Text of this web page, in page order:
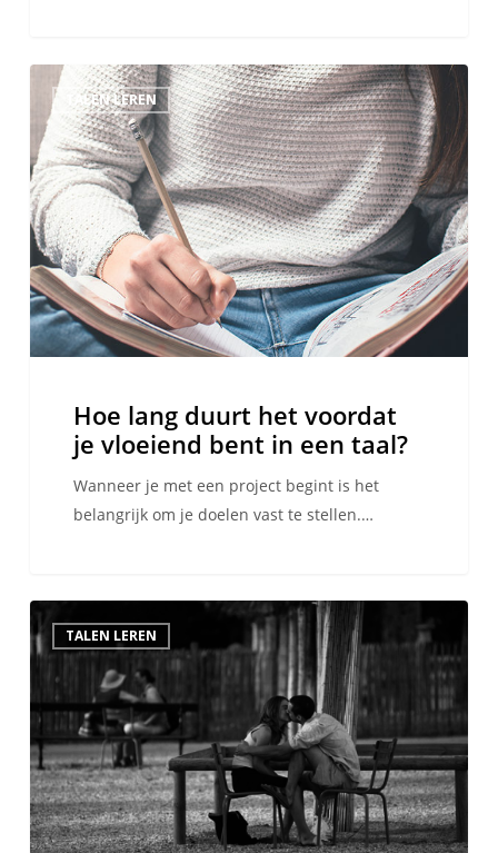
lang
duurt
het
voordat
je
vloeiend
bent
in
een
TALEN LEREN
Hoe lang duurt het voordat
je vloeiend bent in een taal?
Wanneer je met een project begint is het
belangrijk om je doelen vast te stellen.…
Waarom
liefde
een
vreemde
taal
fantastisch
is
TALEN LEREN